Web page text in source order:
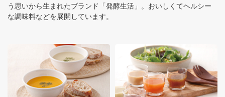
う思いから生まれたブランド「発酵生活」。おいしくてヘルシー
な調味料などを展開しています。